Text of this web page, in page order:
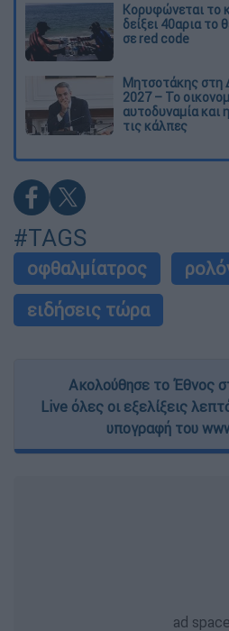
Κορυφώνεται το
δείξει 40αρια το
σε red code
Μητσοτάκης στη
2027 – Το
αυτοδυναμία και
τις κάλπες
#TAGS
οφθαλμίατρος
ειδήσεις τώρα
Ακολούθησε το Έθνος
Live όλες οι εξελίξεις
υπογραφή του